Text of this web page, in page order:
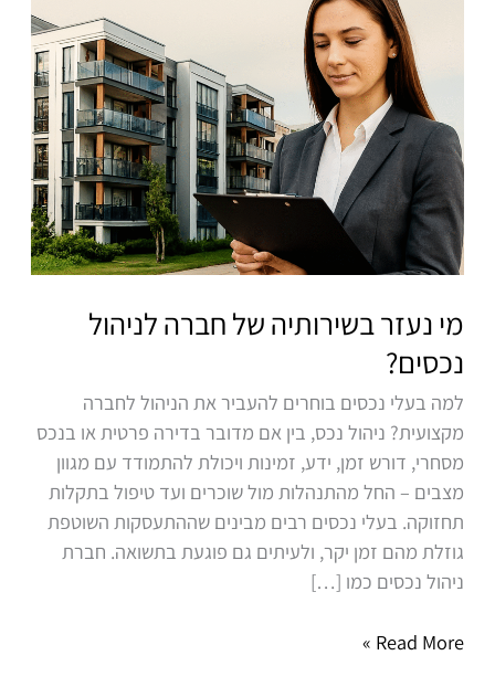
מי נעזר בשירותיה של חברה לניהול
נכסים?
למה בעלי נכסים בוחרים להעביר את הניהול לחברה
מקצועית? ניהול נכס, בין אם מדובר בדירה פרטית או בנכס
מסחרי, דורש זמן, ידע, זמינות ויכולת להתמודד עם מגוון
מצבים – החל מהתנהלות מול שוכרים ועד טיפול בתקלות
תחזוקה. בעלי נכסים רבים מבינים שההתעסקות השוטפת
גוזלת מהם זמן יקר, ולעיתים גם פוגעת בתשואה. חברת
ניהול נכסים כמו […]
נכסים?
Read More »